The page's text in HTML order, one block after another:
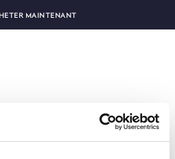
MAINTENANT
pas trouvé
""